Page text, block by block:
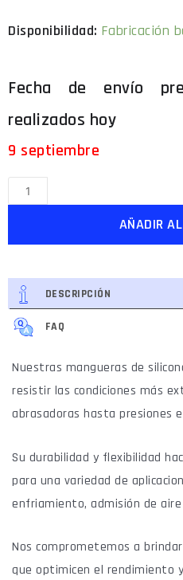
Disponibilidad: Fabricación
9 septiembre
AÑADIR
DESCRIPCIÓN
FAQ
Nuestras mangueras de
resistir las condiciones más
abrasadoras hasta presiones
Su durabilidad y flexibilidad
para una variedad de
enfriamiento, admisión de
Nos comprometemos a
que optimicen el rendimiento